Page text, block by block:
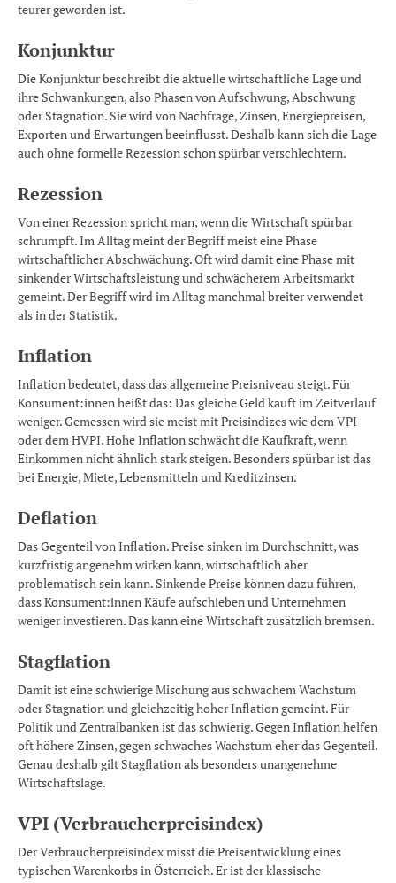
teurer geworden ist.
Konjunktur
Die Konjunktur beschreibt die aktuelle wirtschaftliche Lage und
ihre Schwankungen, also Phasen von Aufschwung, Abschwung
oder Stagnation. Sie wird von Nachfrage, Zinsen, Energiepreisen,
Exporten und Erwartungen beeinflusst. Deshalb kann sich die Lage
auch ohne formelle Rezession schon spürbar verschlechtern.
Rezession
Von einer Rezession spricht man, wenn die Wirtschaft spürbar
schrumpft. Im Alltag meint der Begriff meist eine Phase
wirtschaftlicher Abschwächung. Oft wird damit eine Phase mit
sinkender Wirtschaftsleistung und schwächerem Arbeitsmarkt
gemeint. Der Begriff wird im Alltag manchmal breiter verwendet
als in der Statistik.
Inflation
Inflation bedeutet, dass das allgemeine Preisniveau steigt. Für
Konsument:innen heißt das: Das gleiche Geld kauft im Zeitverlauf
weniger. Gemessen wird sie meist mit Preisindizes wie dem VPI
oder dem HVPI. Hohe Inflation schwächt die Kaufkraft, wenn
Einkommen nicht ähnlich stark steigen. Besonders spürbar ist das
bei Energie, Miete, Lebensmitteln und Kreditzinsen.
Deflation
Das Gegenteil von Inflation. Preise sinken im Durchschnitt, was
kurzfristig angenehm wirken kann, wirtschaftlich aber
problematisch sein kann. Sinkende Preise können dazu führen,
dass Konsument:innen Käufe aufschieben und Unternehmen
weniger investieren. Das kann eine Wirtschaft zusätzlich bremsen.
Stagflation
Damit ist eine schwierige Mischung aus schwachem Wachstum
oder Stagnation und gleichzeitig hoher Inflation gemeint. Für
Politik und Zentralbanken ist das schwierig. Gegen Inflation helfen
oft höhere Zinsen, gegen schwaches Wachstum eher das Gegenteil.
Genau deshalb gilt Stagflation als besonders unangenehme
Wirtschaftslage.
VPI (Verbraucherpreisindex)
Der Verbraucherpreisindex misst die Preisentwicklung eines
typischen Warenkorbs in Österreich. Er ist der klassische